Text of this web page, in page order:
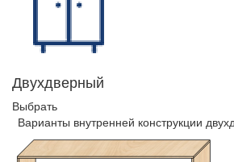
Двухдверный
Выбрать
Варианты внутренней конструкции